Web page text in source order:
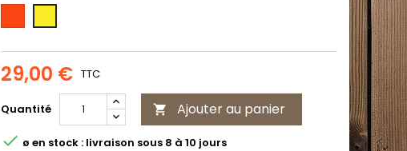
Fluorescent
orangeyellow
29,00 € TTC
Quantité  Ajouter au panier
 ø en stock : livraison sous 8 à 10 jours